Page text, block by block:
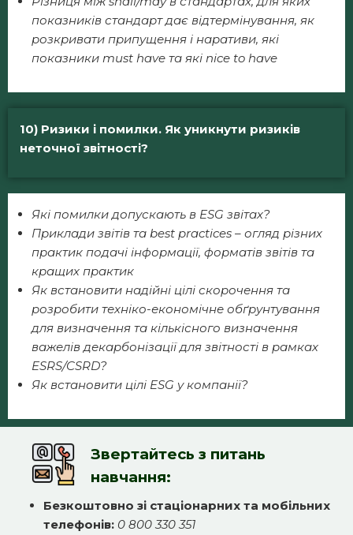
показників стандарт дає відтермінування, як
розкривати припущення і наративи, які
показники must have та які nice to have
10) Ризики і помилки. Як уникнути ризиків
неточної звітності?
Які помилки допускають в ESG звітах?
Приклади звітів та best practices – огляд різних
практик подачі інформації, форматів звітів та
кращих практик
Як встановити надійні цілі скорочення та
розробити техніко-економічне обґрунтування
для визначення та кількісного визначення
важелів декарбонізації для звітності в рамках
ESRS/CSRD?
Як встановити цілі ESG у компанії?
Звертайтесь з питань
навчання:
Безкоштовно зі стаціонарних та мобільних
телефонів: 0 800 330 351